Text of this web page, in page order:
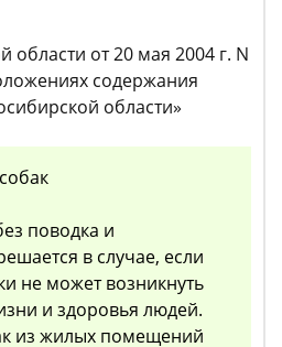
области от 20 мая 2004 г. N
содержания
области»
поводка и
в случае, если
не может возникнуть
и здоровья людей.
из жилых помещений